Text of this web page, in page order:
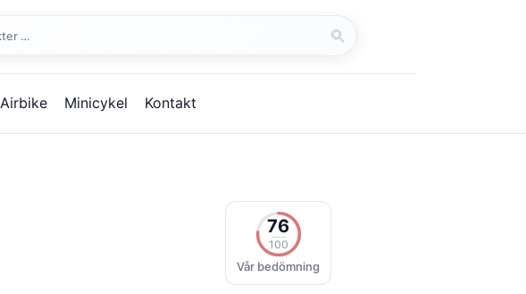
Starta
Airbike Minicykel Kontakt
76
100
Vår bedömning